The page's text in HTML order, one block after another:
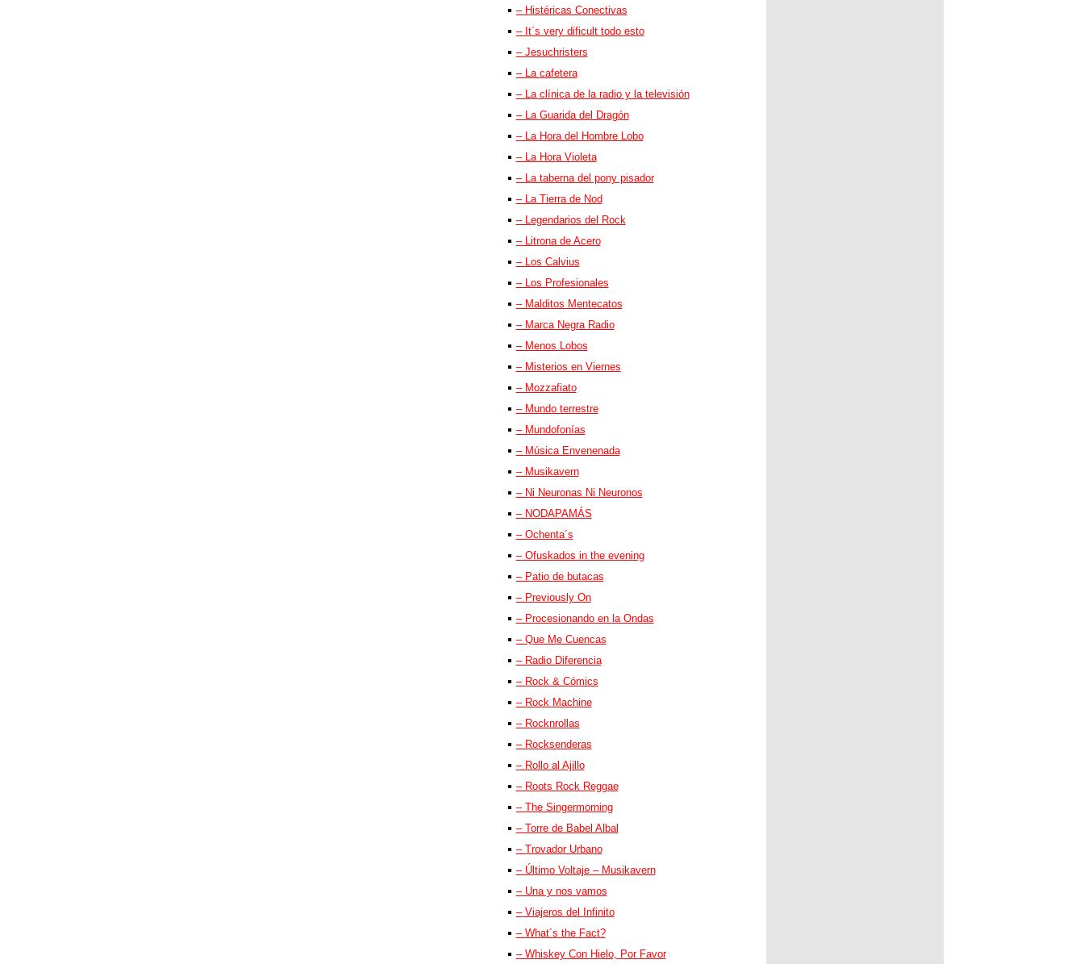
– Histéricas Conectivas
– It´s very dificult todo esto
– Jesuchristers
– La cafetera
– La clínica de la radio y la televisión
– La Guarida del Dragón
– La Hora del Hombre Lobo
– La Hora Violeta
– La taberna del pony pisador
– La Tierra de Nod
– Legendarios del Rock
– Litrona de Acero
– Los Calvius
– Los Profesionales
– Malditos Mentecatos
– Marca Negra Radio
– Menos Lobos
– Misterios en Viernes
– Mozzafiato
– Mundo terrestre
– Mundofonías
– Música Envenenada
– Musikavern
– Ni Neuronas Ni Neuronos
– NODAPAMÁS
– Ochenta´s
– Ofuskados in the evening
– Patio de butacas
– Previously On
– Procesionando en la Ondas
– Que Me Cuencas
– Radio Diferencia
– Rock & Cómics
– Rock Machine
– Rocknrollas
– Rocksenderas
– Rollo al Ajillo
– Roots Rock Reggae
– The Singermorning
– Torre de Babel Albal
– Trovador Urbano
– Último Voltaje – Musikavern
– Una y nos vamos
– Viajeros del Infinito
– What´s the Fact?
– Whiskey Con Hielo, Por Favor